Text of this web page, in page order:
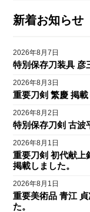
新着お知らせ
2026年8月7日
特別保存刀装具 彦
2026年8月3日
重要刀剣 繁慶 掲載
2026年8月2日
特別保存刀剣 古波
2026年8月1日
重要刀剣 初代献上
掲載しました。
2026年8月1日
重要美術品 青江
た。